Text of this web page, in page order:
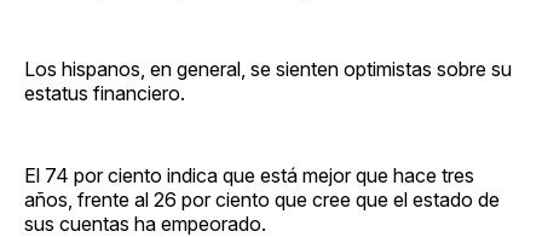
Los hispanos, en general, se sienten optimistas sobre su
estatus financiero.
El 74 por ciento indica que está mejor que hace tres
años, frente al 26 por ciento que cree que el estado de
sus cuentas ha empeorado.